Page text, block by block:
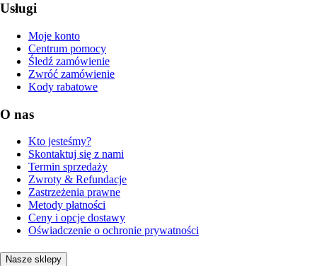
Usługi
Moje konto
Centrum pomocy
Śledź zamówienie
Zwróć zamówienie
Kody rabatowe
O nas
Kto jesteśmy?
Skontaktuj się z nami
Termin sprzedaży
Zwroty & Refundacje
Zastrzeżenia prawne
Metody płatności
Ceny i opcje dostawy
Oświadczenie o ochronie prywatności
Nasze sklepy